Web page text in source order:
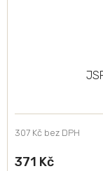
307 Kč bez DPH
371 Kč